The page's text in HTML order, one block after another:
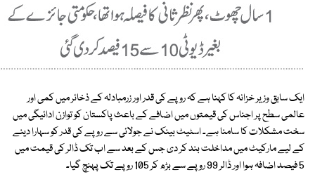
ایک سابق وزیر خزانہ کا کہنا ہے کہ روپے کی قدر اور زرمبادلہ کے ذخائر میں کمی اور
عالمی سطح پر اجناس کی قیمتوں میں اضافے کے باعث پاکستان کو توازن ادائیگی میں
سخت مشکلات کا سامنا ہے۔ اسٹیٹ بینک نے جولائی سے روپے کی قدر کو سہارا دینے
کے لیے مارکیٹ میں مداخلت بند کر دی جس کے بعد سے اب تک ڈالر کی قیمت میں
5 فیصد اضافہ ہوا اور ڈالر 99 روپے سے بڑھ کر 105 روپے تک پہنچ گیا۔